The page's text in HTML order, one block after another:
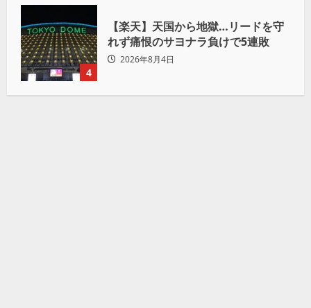
4
【楽天】天国から地獄…リードを守
れず痛恨のサヨナラ負けで5連敗
2026年8月4日